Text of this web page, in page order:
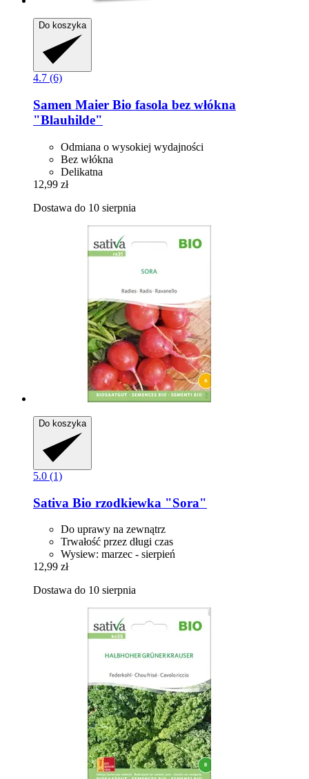
Do koszyka
4.7 (6)
Samen Maier Bio fasola bez włókna
"Blauhilde"
Odmiana o wysokiej wydajności
Bez włókna
Delikatna
12,99 zł
Dostawa do 10 sierpnia
Do koszyka
5.0 (1)
Sativa Bio rzodkiewka "Sora"
Do uprawy na zewnątrz
Trwałość przez długi czas
Wysiew: marzec - sierpień
12,99 zł
Dostawa do 10 sierpnia